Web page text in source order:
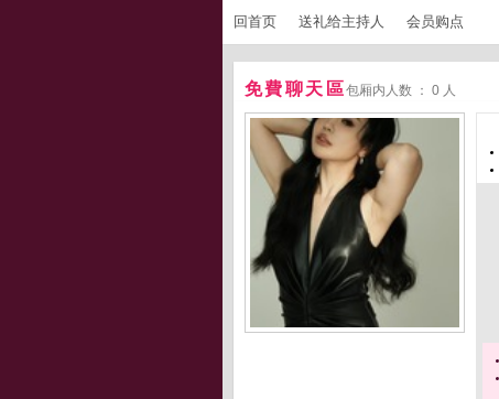
回首页 送礼给主持人 会员购点
免費聊天區包厢内人数 ： 0 人